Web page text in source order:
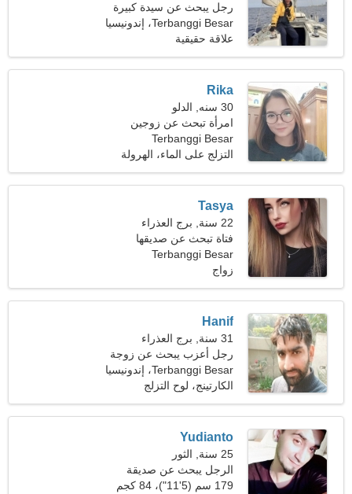
رجل يبحث عن سيدة كبيرة
52-57
Terbanggi Besar، إندونيسيا
علاقة حقيقية
Rika
30 سنه, الدلو
امرأة تبحث عن زوجين
Terbanggi Besar
التزلج على الماء، الهرولة
Tasya
22 سنة, برج العذراء
فتاة تبحث عن صديقها
Terbanggi Besar
زواج
Hanif
31 سنة, برج العذراء
رجل أعزب يبحث عن زوجة
25-30
Terbanggi Besar، إندونيسيا
الكارتينج، لوح التزلج
Yudianto
25 سنة, الثور
الرجل يبحث عن صديقة
179 سم (5'11")، 84 كجم